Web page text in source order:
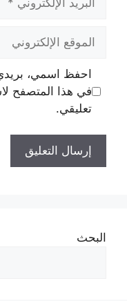
الإلكتروني
الإلكتروني
احفظ اسمي، بريدي
في هذا المتصفح
تعليقي.
البحث